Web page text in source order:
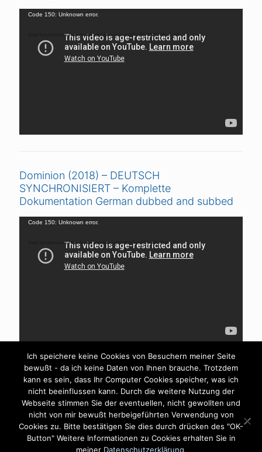
Video-
Code 150: Unknown error.
Datei herunterladen: https://www.youtube.com/watch?v=ZCMAIMnI8iw&_=5
Dominion (2018) – DEUTSCH
SYNCHRONISIERT – Komplette
Dokumentation German dubbed and subbed
Video-
Code 150: Unknown error.
Datei herunterladen: https://www.youtube.com/watch?v=V7DrljVAaYk&_=6
Impressum Datenschutzerklärung
©Copyright - Heilpraktiker Steffen Jurisch - All Rights
Ich speichere keine Cookies von Besuchern meiner Seite
bewußt - da ich keine Daten von Ihnen brauche. Trotzdem
kann es sein, dass Ihr Computer Cookies speicher, was ich
nicht beeinflussen kann. Durch die weitere Nutzung der
Webseite stimmen Sie der eventuellen, nicht gewollten und
nicht von mir bewußt herbeigeführten Verwendung von
Cookies zu. Bitte bestätigen Sie dies durch drücken des "OK-
Button" Weitere Informationen zu Cookies erhalten Sie in
meiner Datenschutzerklärung.